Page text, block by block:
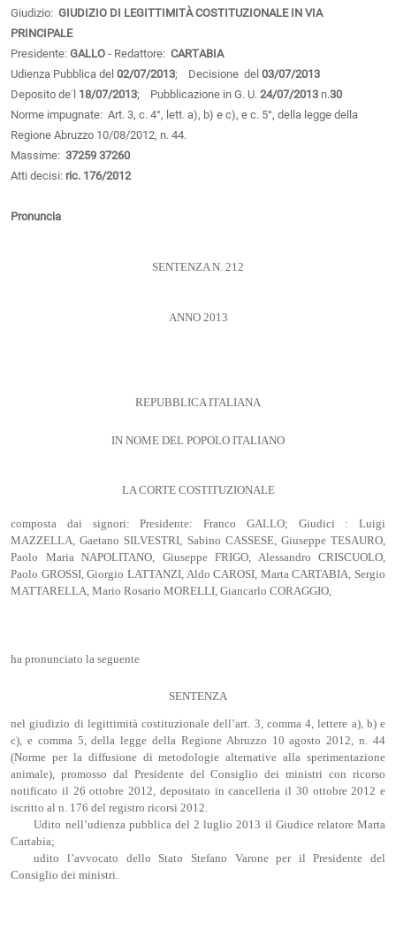
Giudizio: GIUDIZIO DI LEGITTIMITÀ COSTITUZIONALE IN VIA
PRINCIPALE
Presidente: GALLO - Redattore: CARTABIA
Udienza Pubblica del 02/07/2013; Decisione del 03/07/2013
Deposito de˙l 18/07/2013; Pubblicazione in G. U. 24/07/2013 n.30
Norme impugnate: Art. 3, c. 4°, lett. a), b) e c), e c. 5°, della legge della
Regione Abruzzo 10/08/2012, n. 44.
Massime: 37259 37260
Atti decisi: ric. 176/2012
Pronuncia
SENTENZA N. 212
ANNO 2013
REPUBBLICA ITALIANA
IN NOME DEL POPOLO ITALIANO
LA CORTE COSTITUZIONALE
composta dai signori: Presidente: Franco GALLO; Giudici : Luigi
MAZZELLA, Gaetano SILVESTRI, Sabino CASSESE, Giuseppe TESAURO,
Paolo Maria NAPOLITANO, Giuseppe FRIGO, Alessandro CRISCUOLO,
Paolo GROSSI, Giorgio LATTANZI, Aldo CAROSI, Marta CARTABIA, Sergio
MATTARELLA, Mario Rosario MORELLI, Giancarlo CORAGGIO,
ha pronunciato la seguente
SENTENZA
nel giudizio di legittimità costituzionale dell’art. 3, comma 4, lettere a), b) e
c), e comma 5, della legge della Regione Abruzzo 10 agosto 2012, n. 44
(Norme per la diffusione di metodologie alternative alla sperimentazione
animale), promosso dal Presidente del Consiglio dei ministri con ricorso
notificato il 26 ottobre 2012, depositato in cancelleria il 30 ottobre 2012 e
iscritto al n. 176 del registro ricorsi 2012.
Udito nell’udienza pubblica del 2 luglio 2013 il Giudice relatore Marta
Cartabia;
udito l’avvocato dello Stato Stefano Varone per il Presidente del
Consiglio dei ministri.